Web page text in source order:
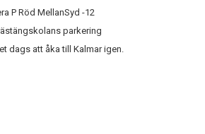
P Röd MellanSyd -12
parkering
dags att åka till Kalmar igen.